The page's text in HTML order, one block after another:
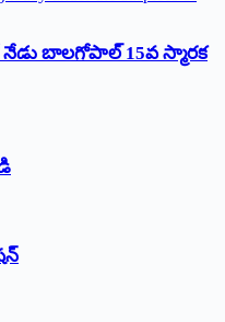
బాలగోపాల్‌ 15వ స్మారక